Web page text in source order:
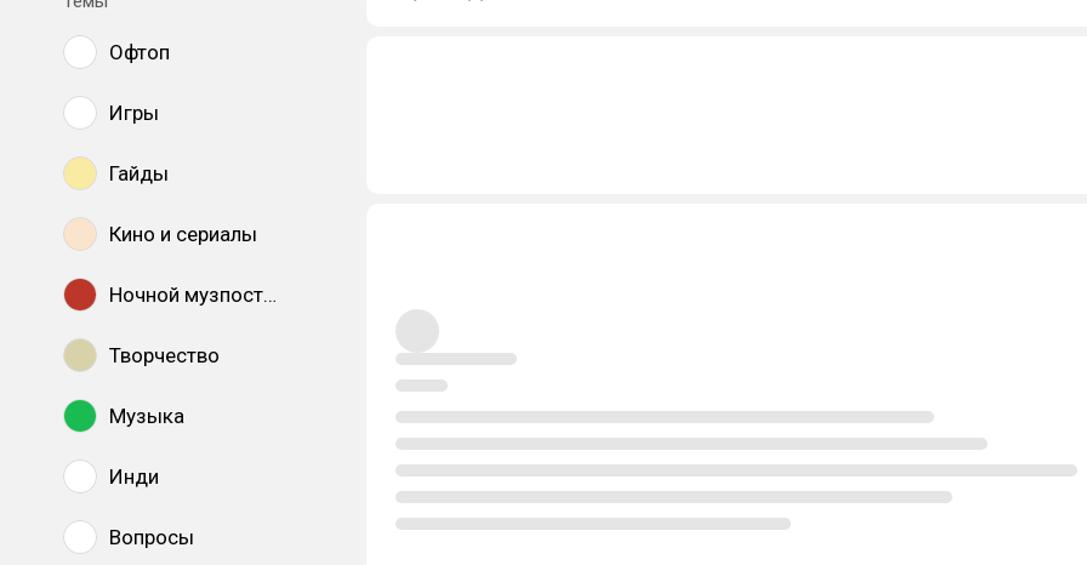
Офтоп
Игры
Гайды
Кино и сериалы
Ночной музпостинг
Творчество
Музыка
Инди
Вопросы